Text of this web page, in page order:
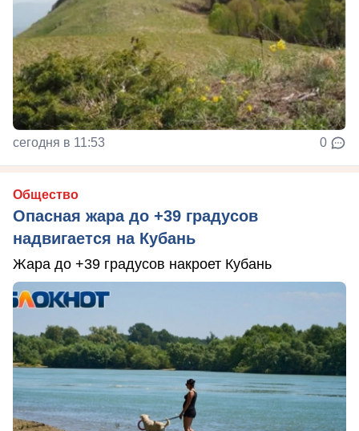
сегодня в 11:53 0
Общество
Опасная жара до +39 градусов
надвигается на Кубань
Жара до +39 градусов накроет Кубань